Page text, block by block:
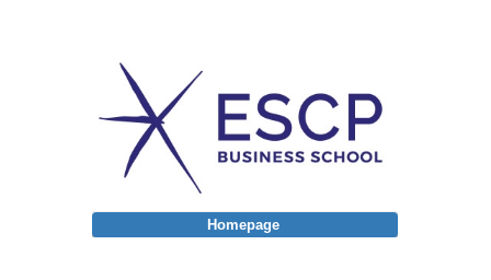
Homepage